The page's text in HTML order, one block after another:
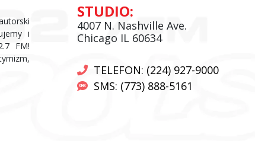
i
FM!
STUDIO:
4007 N. Nashville Ave.
Chicago IL 60634
TELEFON: (224) 927-9000
SMS: (773) 888-5161